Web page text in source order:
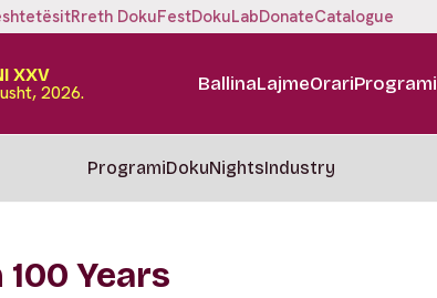
Rreth DokuFestDokuLabDonateCatalogue
XXV
2026. BallinaLajmeOrariProgrami
ProgramiDokuNightsIndustry
Years